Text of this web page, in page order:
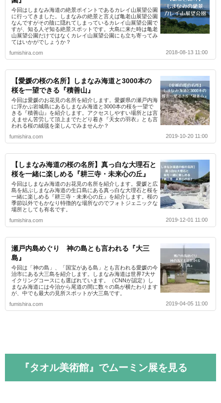
今回はしまなみ海道の絶景ポイントであるカレイ山展望公園
に行ってきました。しまなみの絶景と言えば亀老山展望公園
なんですがその陰に隠れてしまっているカレイ山展望公園で
すが、知る人ぞ知る絶景スポットです。大島に来た時は亀老
山展望公園だけではなくカレイ山展望公園にも立ち寄ってみ
てはいかがでしょうか？
fumishira.com
2018-08-13 11:00
【愛媛の桜の名所】しまなみ海道と3000本の
桜を一望できる『積善山』
今回は愛媛のお花見の名所を紹介します。愛媛県の瀬戸内海
に浮かぶ岩城島にあるしまなみ海道と3000本の桜を一望で
きる『積善山』を紹介します。アクセスしやすい場所とは言
えません苦労して頂上までたどり着き『天女の羽衣』とも言
われる桜の絨毯を楽しんでみませんか？
fumishira.com
2019-10-20 11:00
【しまなみ海道の桜の名所】真っ白な大理石と
桜を一緒に楽しめる『耕三寺・未来心の丘』
今回はしまなみ海道のお花見の名所を紹介します。愛媛と広
島を結ぶしまなみ海道の生口島にある真っ白な大理石と桜を
一緒に楽しめる『耕三寺・未来心の丘』を紹介します。桜の
季節以外でもかなり特徴的な場所なのでフォトジェニックな
場所としても有名です。
fumishira.com
2019-12-01 11:00
瀬戸内島めぐり 神の島とも言われる『大三
島』
今回は「神の島」、「国宝がある島」とも言われる愛媛の今
治市にある大三島を紹介します。しまなみ海道は世界7大サ
イクリングコースにも選ばれています。（CNNが認定）し
まなみ海道には今治から尾道の間に数々の島が横たわります
が、中でも最大の見所スポットが大三島です。
fumishira.com
2019-04-05 11:00
『タオル美術館』でムーミン展を見る